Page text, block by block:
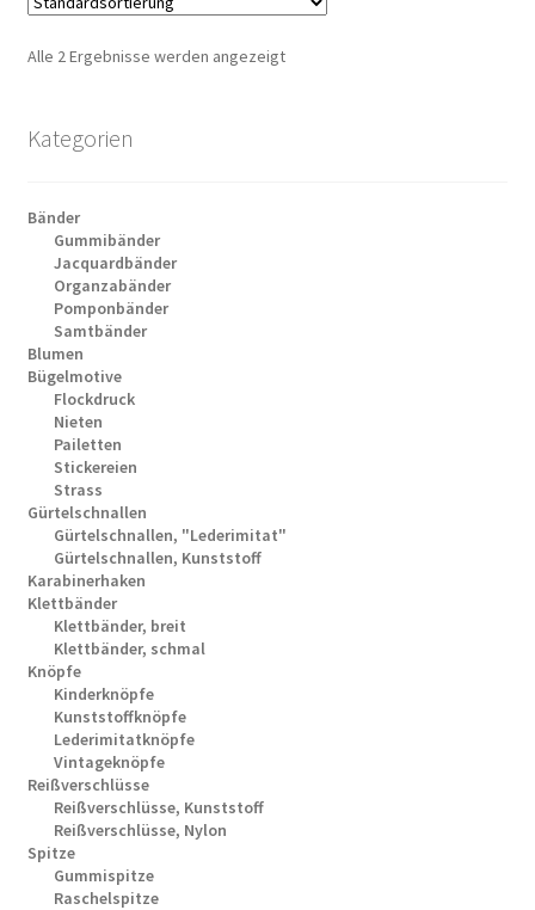
Alle 2 Ergebnisse werden angezeigt
Kategorien
Bänder
Gummibänder
Jacquardbänder
Organzabänder
Pomponbänder
Samtbänder
Blumen
Bügelmotive
Flockdruck
Nieten
Pailetten
Stickereien
Strass
Gürtelschnallen
Gürtelschnallen, "Lederimitat"
Gürtelschnallen, Kunststoff
Karabinerhaken
Klettbänder
Klettbänder, breit
Klettbänder, schmal
Knöpfe
Kinderknöpfe
Kunststoffknöpfe
Lederimitatknöpfe
Vintageknöpfe
Reißverschlüsse
Reißverschlüsse, Kunststoff
Reißverschlüsse, Nylon
Spitze
Gummispitze
Raschelspitze